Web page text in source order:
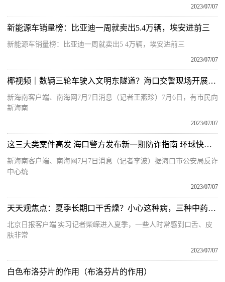
2023/07/07
新能源车销量榜：比亚迪一周就卖出5.4万辆，埃安进前三
新能源车销量榜：比亚迪一周就卖出5 4万辆，埃安进前三
2023/07/07
椰视频｜数辆三轮车驶入文明东隧道？海口交警现场开展整治行动
新海南客户端、南海网7月7日消息（记者王燕珍）7月6日，有市民向
新海南
2023/07/07
这三大类案件高发 海口警方发布新一期防诈指南 环球快资讯
新海南客户端、南海网7月7日消息（记者李波）据海口市公安局反诈
中心统
2023/07/07
天天观焦点：夏季长期口干舌燥？小心这种病，三种中药代茶饮可缓解
北京日报客户端|实习记者柴嵘进入夏季，一些人时常感到口舌、皮
肤非常
2023/07/07
白色布洛芬片的作用（布洛芬片的作用）